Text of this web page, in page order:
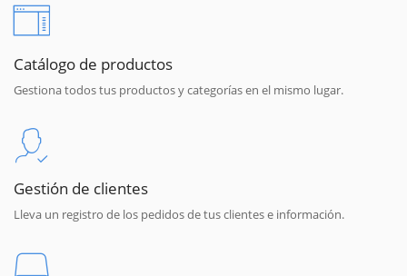
Catálogo de productos
Gestiona todos tus productos y categorías en el mismo lugar.
Gestión de clientes
Lleva un registro de los pedidos de tus clientes e información.